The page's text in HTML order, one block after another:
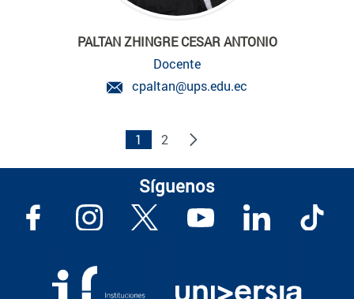
PALTAN ZHINGRE CESAR ANTONIO
Docente
cpaltan@ups.edu.ec
1 2
Síguenos